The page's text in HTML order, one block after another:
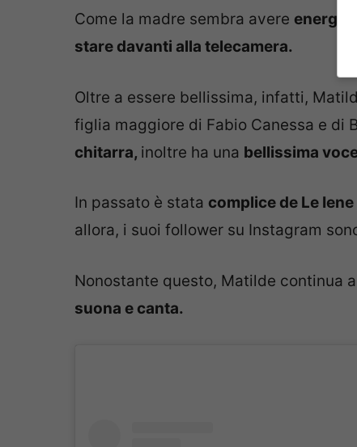
Come la madre sembra avere energia
stare davanti alla telecamera.
Oltre a essere bellissima, infatti,
figlia maggiore di Fabio Canessa e di
chitarra, inoltre ha una bellissima
In passato è stata complice de Le Iene
allora, i suoi follower su Instagram
Nonostante questo, Matilde continua
suona e canta.